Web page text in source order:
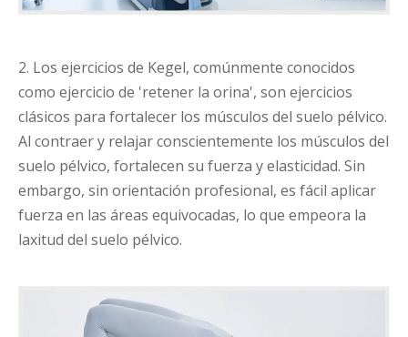
2. Los ejercicios de Kegel, comúnmente conocidos
como ejercicio de 'retener la orina', son ejercicios
clásicos para fortalecer los músculos del suelo pélvico.
Al contraer y relajar conscientemente los músculos del
suelo pélvico, fortalecen su fuerza y ​​elasticidad. Sin
embargo, sin orientación profesional, es fácil aplicar
fuerza en las áreas equivocadas, lo que empeora la
laxitud del suelo pélvico.